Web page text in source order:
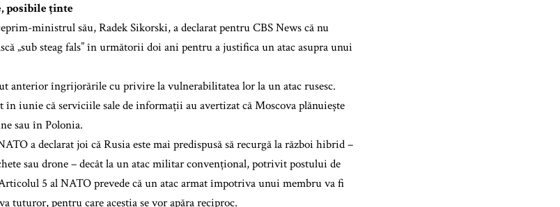
posibile ținte
ministrul său, Radek Sikorski, a declarat pentru CBS News că nu
„sub steag fals” în următorii doi ani pentru a justifica un atac asupra unui
anterior îngrijorările cu privire la vulnerabilitatea lor la un atac rusesc.
în iunie că serviciile sale de informații au avertizat că Moscova plănuiește
sau în Polonia.
a declarat joi că Rusia este mai predispusă să recurgă la război hibrid –
sau drone – decât la un atac militar convențional, potrivit postului de
5 al NATO prevede că un atac armat împotriva unui membru va fi
tuturor, pentru care aceștia se vor apăra reciproc.